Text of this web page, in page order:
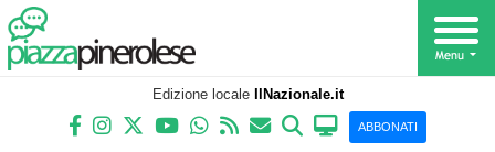
Edizione locale IlNazionale.it
ABBONATI